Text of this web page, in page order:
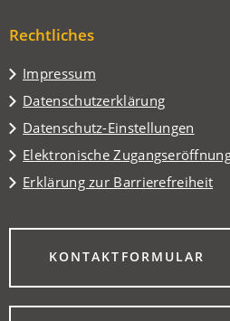
Tab)
neuen
Rechtliches
Impressum
Datenschutzerklärung
Datenschutz-Einstellungen
Elektronische
Erklärung zur Barrierefreiheit
KONTAKTFORMULAR
(ÖFFNET
EINEM
NEUEN